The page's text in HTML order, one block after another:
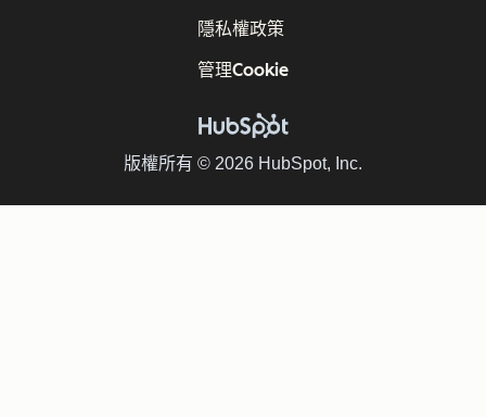
版權所有 © 2026 HubSpot, Inc.
隱私權政策
管理Cookie